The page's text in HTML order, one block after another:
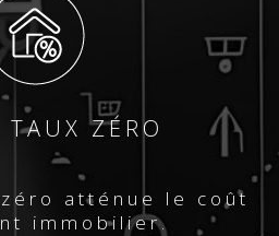
TAUX ZÉRO
atténue le coût
immobilier.